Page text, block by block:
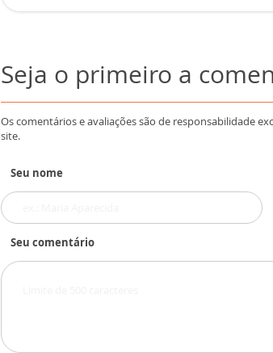
Seja o primeiro a
Os comentários e avaliações são de responsabilidade
site.
Seu nome
Seu comentário